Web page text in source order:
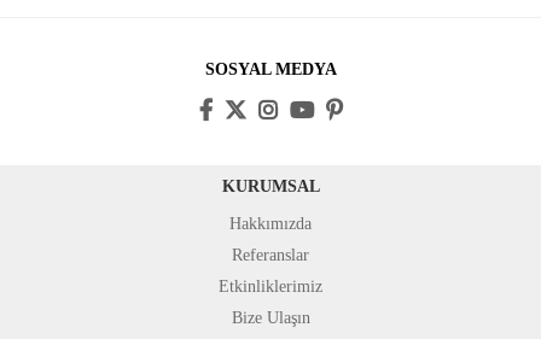
SOSYAL MEDYA
KURUMSAL
Hakkımızda
Referanslar
Etkinliklerimiz
Bize Ulaşın